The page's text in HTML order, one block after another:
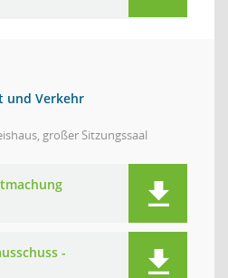
und Verkehr
großer Sitzungssaal
-